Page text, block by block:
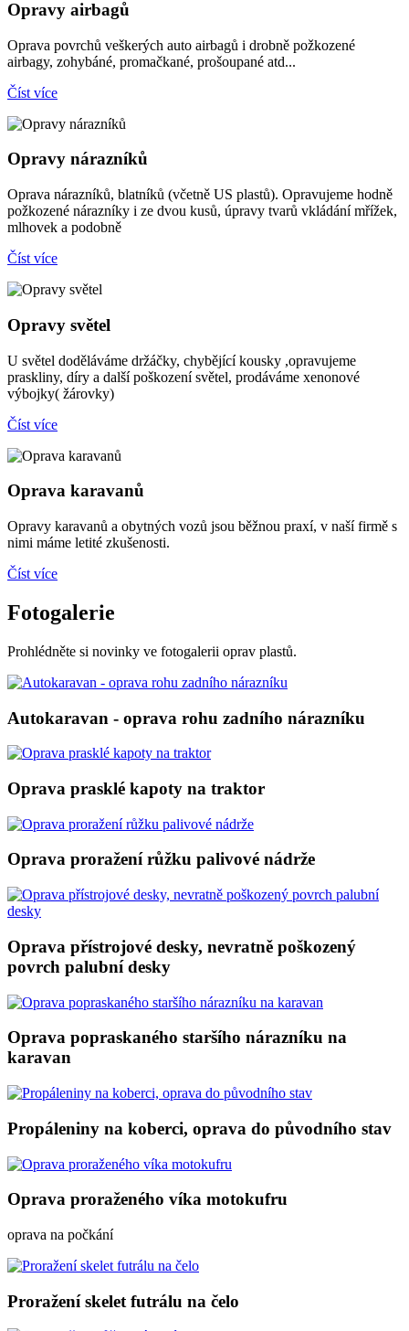
Opravy airbagů
Oprava povrchů veškerých auto airbagů i drobně požkozené
airbagy, zohybáné, promačkané, prošoupané atd...
Číst více
Opravy nárazníků
Oprava nárazníků, blatníků (včetně US plastů). Opravujeme hodně
požkozené nárazníky i ze dvou kusů, úpravy tvarů vkládání mřížek,
mlhovek a podobně
Číst více
Opravy světel
U světel doděláváme držáčky, chybějící kousky ,opravujeme
praskliny, díry a další poškození světel, prodáváme xenonové
výbojky( žárovky)
Číst více
Oprava karavanů
Opravy karavanů a obytných vozů jsou běžnou praxí, v naší firmě s
nimi máme letité zkušenosti.
Číst více
Fotogalerie
Prohlédněte si novinky ve fotogalerii oprav plastů.
Autokaravan - oprava rohu zadního nárazníku
Oprava prasklé kapoty na traktor
Oprava proražení růžku palivové nádrže
Oprava přístrojové desky, nevratně poškozený
povrch palubní desky
Oprava popraskaného staršího nárazníku na
karavan
Propáleniny na koberci, oprava do původního stav
Oprava proraženého víka motokufru
oprava na počkání
Proražení skelet futrálu na čelo